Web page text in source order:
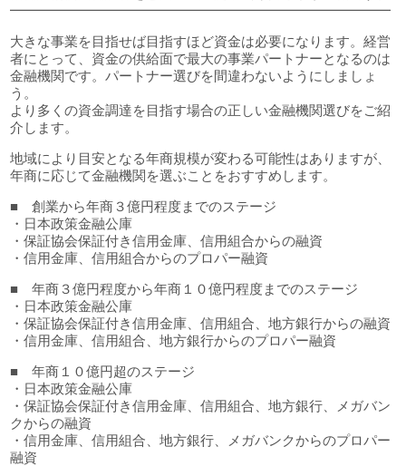
━━━━━━━━━━━━━━━━━━━━━━━━━━━━
大きな事業を目指せば目指すほど資金は必要になります。経営
者にとって、資金の供給面で最大の事業パートナーとなるのは
金融機関です。パートナー選びを間違わないようにしましょ
う。
より多くの資金調達を目指す場合の正しい金融機関選びをご紹
介します。
地域により目安となる年商規模が変わる可能性はありますが、
年商に応じて金融機関を選ぶことをおすすめします。
■ 創業から年商３億円程度までのステージ
・日本政策金融公庫
・保証協会保証付き信用金庫、信用組合からの融資
・信用金庫、信用組合からのプロパー融資
■ 年商３億円程度から年商１０億円程度までのステージ
・日本政策金融公庫
・保証協会保証付き信用金庫、信用組合、地方銀行からの融資
・信用金庫、信用組合、地方銀行からのプロパー融資
■ 年商１０億円超のステージ
・日本政策金融公庫
・保証協会保証付き信用金庫、信用組合、地方銀行、メガバン
クからの融資
・信用金庫、信用組合、地方銀行、メガバンクからのプロパー
融資